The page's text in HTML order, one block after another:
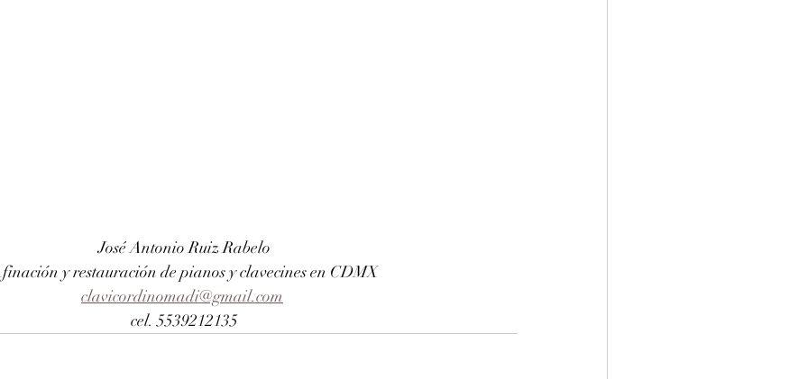
José Antonio Ruiz Rabelo
y restauración de pianos y clavecines en CDMX
clavicordinomadi@gmail.com
cel. 5539212135